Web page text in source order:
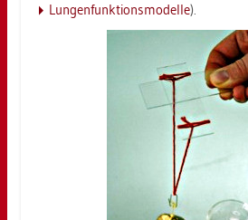
Lun­gen­funk­ti­ons­mo­del­le).